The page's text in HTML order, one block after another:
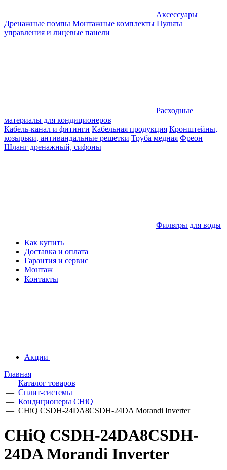
Аксессуары
Дренажные помпы Монтажные комплекты Пульты
управления и лицевые панели
Расходные
материалы для кондиционеров
Кабель-канал и фитинги Кабельная продукция Кронштейны,
козырьки, антивандальные решетки Труба медная Фреон
Шланг дренажный, сифоны
Фильтры для воды
Как купить
Доставка и оплата
Гарантия и сервис
Монтаж
Контакты
Акции
Главная
— Каталог товаров
— Сплит-системы
— Кондиционеры CHiQ
— CHiQ CSDH-24DA8CSDH-24DA Morandi Inverter
CHiQ CSDH-24DA8CSDH-
24DA Morandi Inverter